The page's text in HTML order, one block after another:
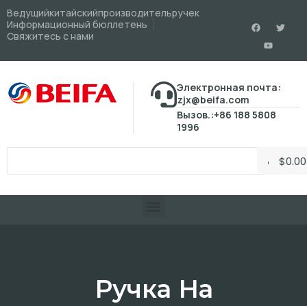
Ведущийкитайскийпроизводительручек
Информационный бюллетень
Свяжитесь с нами
Электронная почта:
zjx@beifa.com
Вызов.:+86 188 5808
1996
$0.00
Ручка На